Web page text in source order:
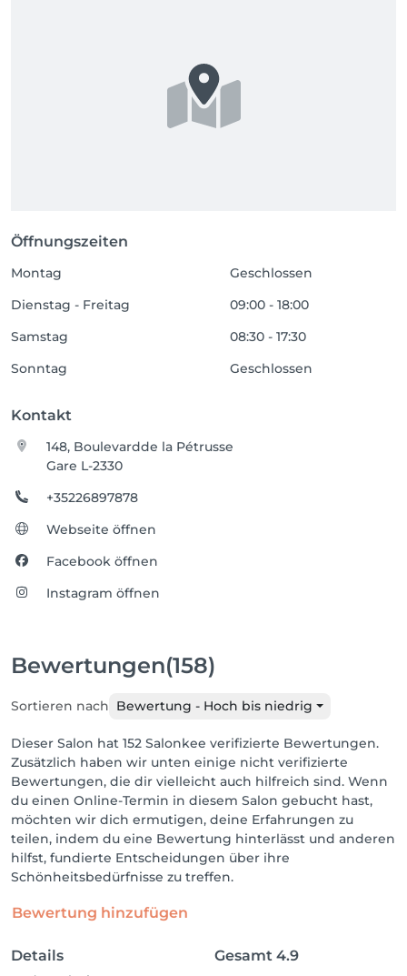
Öffnungszeiten
Montag
Geschlossen
Dienstag - Freitag
09:00 - 18:00
Samstag
08:30 - 17:30
Sonntag
Geschlossen
Kontakt
148, Boulevardde la Pétrusse
Gare L-2330
+35226897878
Webseite öffnen
Facebook öffnen
Instagram öffnen
Bewertungen(158)
Sortieren nach Bewertung - Hoch bis niedrig
Dieser Salon hat 152 Salonkee verifizierte Bewertungen.
Zusätzlich haben wir unten einige nicht verifizierte
Bewertungen, die dir vielleicht auch hilfreich sind. Wenn
du einen Online-Termin in diesem Salon gebucht hast,
möchten wir dich ermutigen, deine Erfahrungen zu
teilen, indem du eine Bewertung hinterlässt und anderen
hilfst, fundierte Entscheidungen über ihre
Schönheitsbedürfnisse zu treffen.
Bewertung hinzufügen
Details Gesamt 4.9